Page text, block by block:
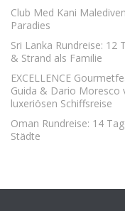
Club Med Kani
Paradies
Sri Lanka Rundreise: 12
& Strand als Familie
EXCELLENCE
Guida & Dario Moresco
luxeriösen Schiffsreise
Oman Rundreise: 14
Städte